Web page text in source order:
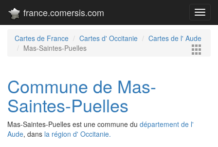
france.comersis.com
Cartes de France Cartes d' Occitanie
Cartes de l' Aude
Mas-Saintes-Puelles
Commune de Mas-
Saintes-Puelles
Mas-Saintes-Puelles est une commune du département de l'
Aude, dans la région d' Occitanie.